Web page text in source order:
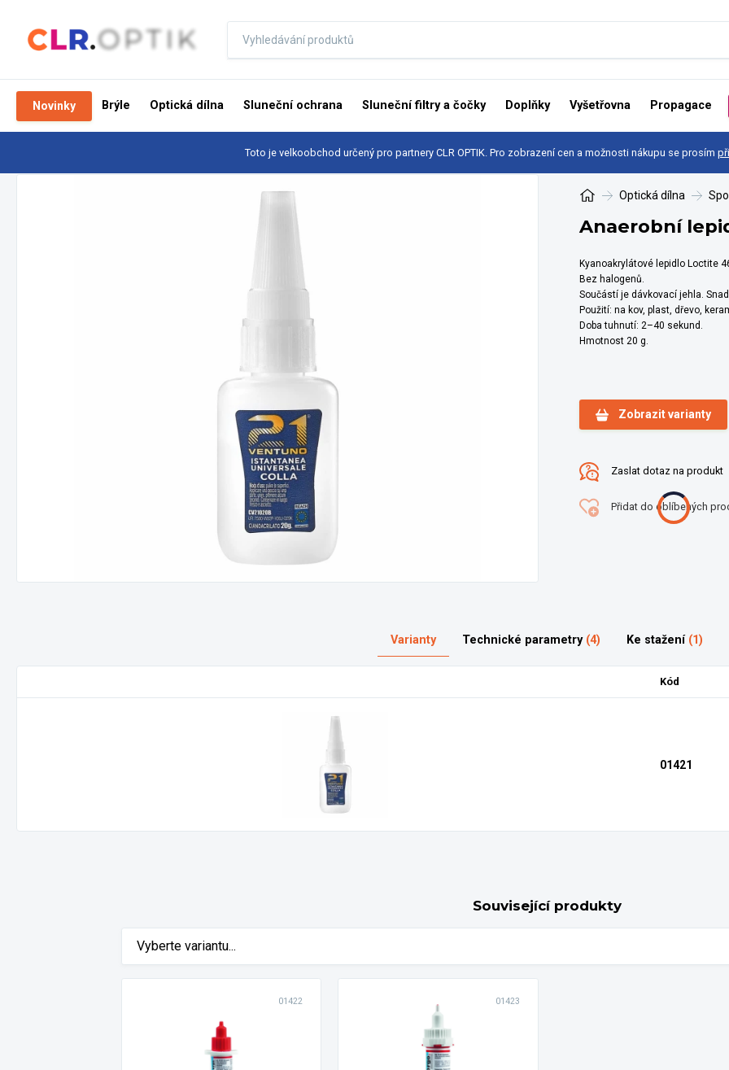
Novinky Brýle Optická dílna Sluneční ochrana Sluneční filtry a čočky Doplňky Vyšetřovna Propagace
Toto je velkoobchod určený pro partnery CLR OPTIK. Pro zobrazení cen a možnosti nákupu se prosím
Optická dílna
Anaerobní
Kyanoakrylátové lepidlo Loctite
Bez halogenů.
Součástí je dávkovací jehla.
Použití: na kov, plast, dřevo,
Doba tuhnutí: 2–40 sekund.
Hmotnost 20 g.
Zobrazit varianty
Zaslat dotaz na produkt
Přidat do oblíbených
Varianty Technické parametry (4) Ke stažení (1)
Kód
01421
Související produkty
Vyberte variantu...
01422 01423